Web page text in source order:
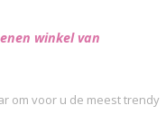
winkel van
om voor u de meest trendy